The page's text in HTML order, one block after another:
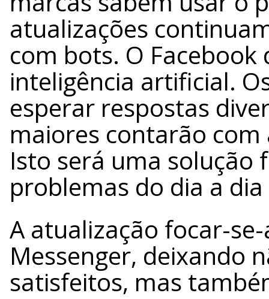
atualizações
com bots. O
inteligência artificial.
esperar respostas
maiores contarão com
Isto será uma solução
problemas do dia a
A atualização focar-
Messenger, deixando
satisfeitos, mas